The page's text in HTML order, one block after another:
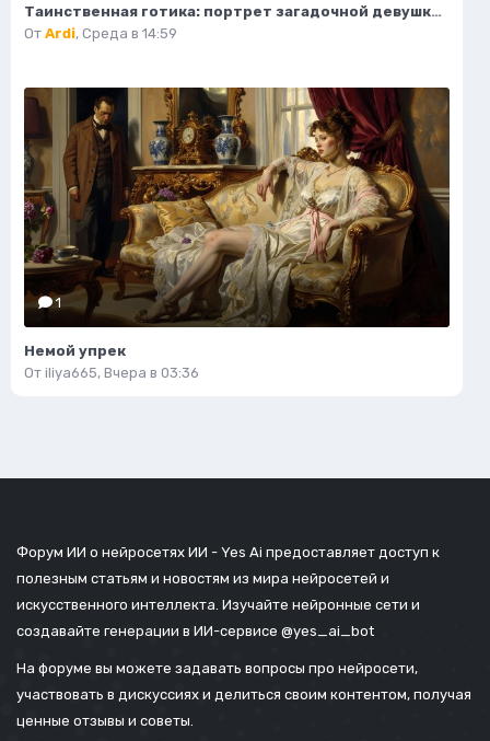
Таинственная готика: портрет загадочной девушки на крыше. Изображение из нейросети Midjourney
От Ardi, Среда в 14:59
1
Немой упрек
От iliya665, Вчера в 03:36
Форум ИИ о нейросетях ИИ - Yes Ai предоставляет доступ к
полезным статьям и новостям из мира нейросетей и
искусственного интеллекта. Изучайте нейронные сети и
создавайте генерации в ИИ-сервисе @yes_ai_bot
На форуме вы можете задавать вопросы про нейросети,
участвовать в дискуссиях и делиться своим контентом, получая
ценные отзывы и советы.